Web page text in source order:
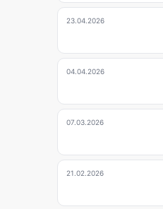
23.04.2026
04.04.2026
07.03.2026
21.02.2026